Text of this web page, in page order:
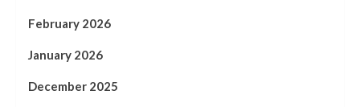
February 2026
January 2026
December 2025